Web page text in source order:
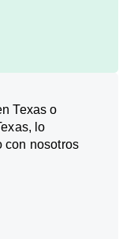
Texas o
lo
con nosotros